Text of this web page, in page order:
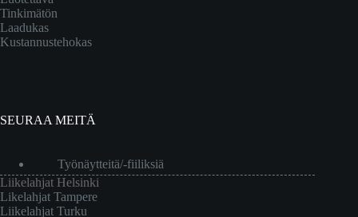
Tinkimätön
Laadukas
Kustannustehokas
SEURAA MEITÄ
Työnäytteitä/-fiiliksiä
Liikelahjat Helsinki
Likelahjat Tampere
Liikelahjat Turku